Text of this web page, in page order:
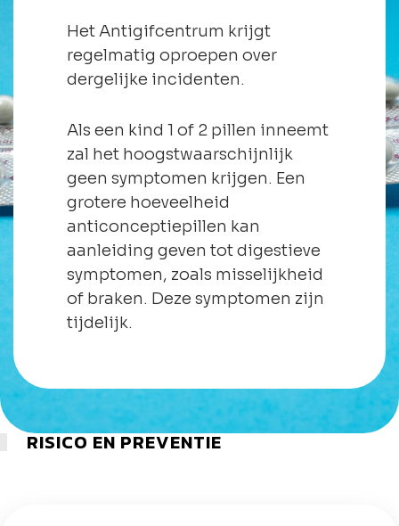
Het Antigifcentrum krijgt
regelmatig oproepen over
dergelijke incidenten.
Als een kind 1 of 2 pillen inneemt
zal het hoogstwaarschijnlijk
geen symptomen krijgen. Een
grotere hoeveelheid
anticonceptiepillen kan
aanleiding geven tot digestieve
symptomen, zoals misselijkheid
of braken. Deze symptomen zijn
tijdelijk.
RISICO EN PREVENTIE